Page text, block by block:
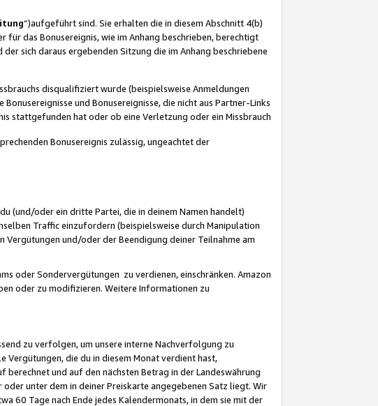
“)aufgeführt sind. Sie erhalten die in diesem Abschnitt 4(b)
für das Bonusereignis, wie im Anhang beschrieben, berechtigt
sich daraus ergebenden Sitzung die im Anhang beschriebene
disqualifiziert wurde (beispielsweise Anmeldungen
und Bonusereignisse, die nicht aus Partner-Links
stattgefunden hat oder ob eine Verletzung oder ein Missbrauch
Bonusereignis zulässig, ungeachtet der
(und/oder ein dritte Partei, die in deinem Namen handelt)
Traffic einzufordern (beispielsweise durch Manipulation
und/oder der Beendigung deiner Teilnahme am
oder Sondervergütungen zu verdienen, einschränken. Amazon
oder zu modifizieren. Weitere Informationen zu
zu verfolgen, um unsere interne Nachverfolgung zu
Vergütungen, die du in diesem Monat verdient hast,
und auf den nächsten Betrag in der Landeswährung
unter dem in deiner Preiskarte angegebenen Satz liegt. Wir
60 Tage nach Ende jedes Kalendermonats, in dem sie mit der